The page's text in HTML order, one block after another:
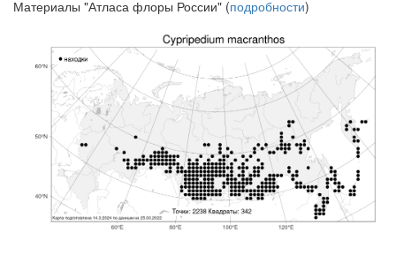
Материалы "Атласа флоры России" (подробности)